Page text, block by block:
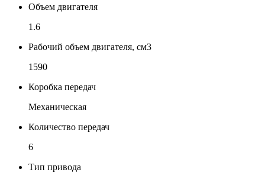
Объем двигателя
1.6
Рабочий объем двигателя, см3
1590
Коробка передач
Механическая
Количество передач
6
Тип привода